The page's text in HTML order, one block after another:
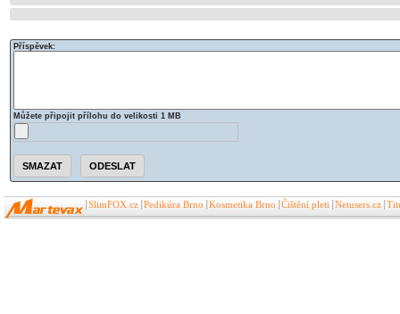
Příspěvek:
Můžete připojit přílohu do velikosti 1 MB
SlimFOX.cz Pedikúra Brno Kosmetika Brno Čištění pleti Netusers.cz